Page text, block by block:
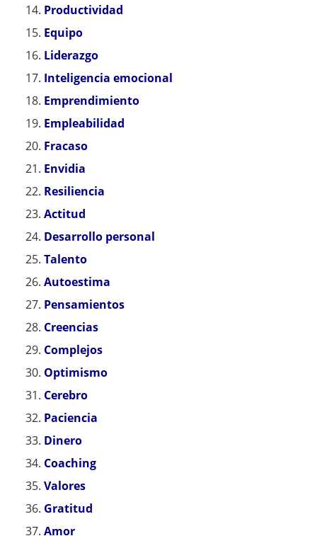
Productividad
Equipo
Liderazgo
Inteligencia emocional
Emprendimiento
Empleabilidad
Fracaso
Envidia
Resiliencia
Actitud
Desarrollo personal
Talento
Autoestima
Pensamientos
Creencias
Complejos
Optimismo
Cerebro
Paciencia
Dinero
Coaching
Valores
Gratitud
Amor